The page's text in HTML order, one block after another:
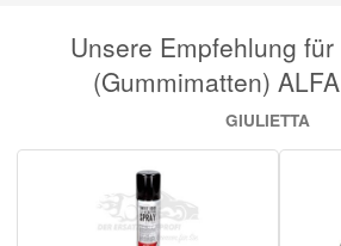
Unsere Empfehlung
(Gummimatten)
GIULIETTA